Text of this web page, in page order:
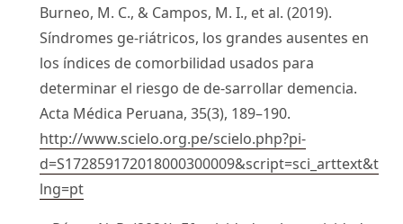
Burneo, M. C., & Campos, M. I., et al. (2019).
Síndromes ge-riátricos, los grandes ausentes en
los índices de comorbilidad usados para
determinar el riesgo de de-sarrollar demencia.
Acta Médica Peruana, 35(3), 189–190.
http://www.scielo.org.pe/scielo.php?pi-
d=S172859172018000300009&script=sci_arttext&t
lng=pt